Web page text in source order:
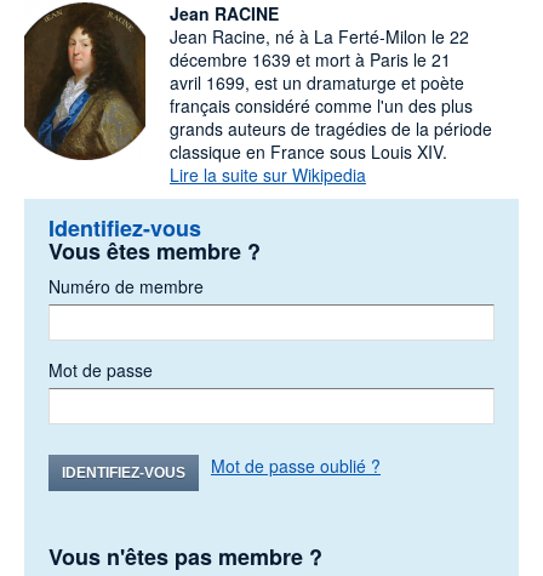
Jean RACINE
Jean Racine, né à La Ferté-Milon le 22
décembre 1639 et mort à Paris le 21
avril 1699, est un dramaturge et poète
français considéré comme l'un des plus
grands auteurs de tragédies de la période
classique en France sous Louis XIV.
Lire la suite sur Wikipedia
Identifiez-vous
Vous êtes membre ?
Numéro de membre
Mot de passe
IDENTIFIEZ-VOUS Mot de passe oublié ?
Vous n'êtes pas membre ?